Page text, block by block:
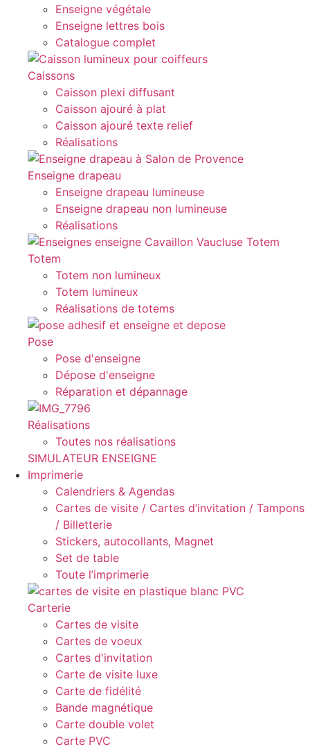
Enseigne végétale
Enseigne lettres bois
Catalogue complet
Caissons
Caisson plexi diffusant
Caisson ajouré à plat
Caisson ajouré texte relief
Réalisations
Enseigne drapeau
Enseigne drapeau lumineuse
Enseigne drapeau non lumineuse
Réalisations
Totem
Totem non lumineux
Totem lumineux
Réalisations de totems
Pose
Pose d'enseigne
Dépose d'enseigne
Réparation et dépannage
Réalisations
Toutes nos réalisations
SIMULATEUR ENSEIGNE
Imprimerie
Calendriers & Agendas
Cartes de visite / Cartes d’invitation / Tampons
/ Billetterie
Stickers, autocollants, Magnet
Set de table
Toute l’imprimerie
Carterie
Cartes de visite
Cartes de voeux
Cartes d'invitation
Carte de visite luxe
Carte de fidélité
Bande magnétique
Carte double volet
Carte PVC